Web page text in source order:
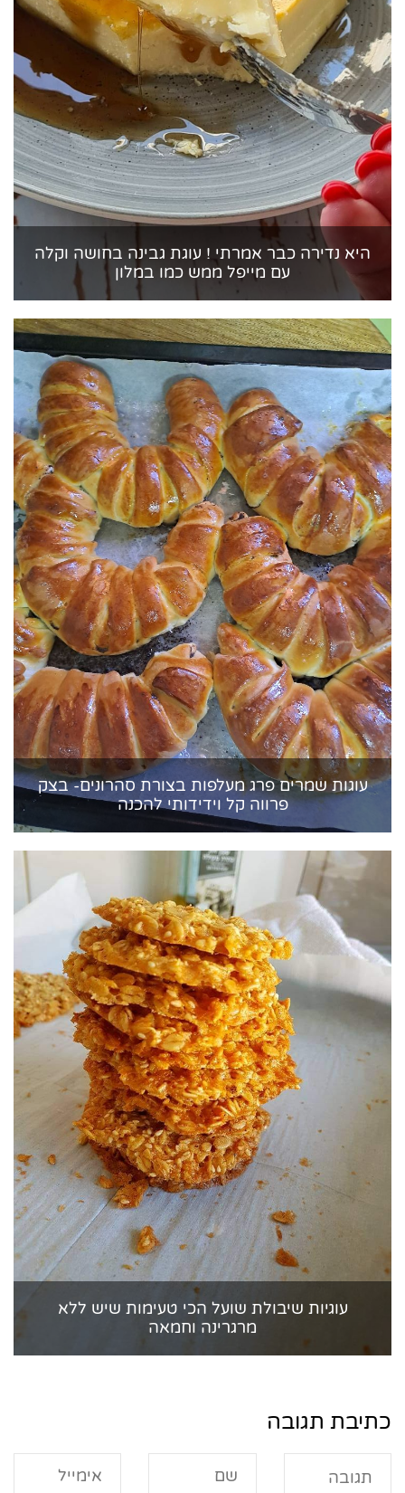
היא נדירה כבר אמרתי ! עוגת גבינה בחושה וקלה
עם מייפל ממש כמו במלון
עוגות שמרים פרג מעלפות בצורת סהרונים- בצק
פרווה קל וידידותי להכנה
עוגיות שיבולת שועל הכי טעימות שיש ללא
מרגרינה וחמאה
כתיבת תגובה